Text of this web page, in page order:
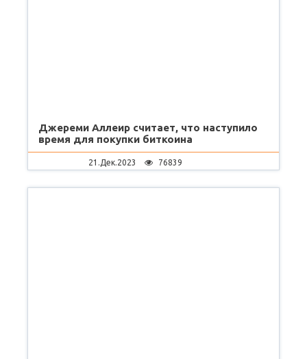
Джереми Аллеир считает, что наступило
время для покупки биткоина
21.Дек.2023 76839